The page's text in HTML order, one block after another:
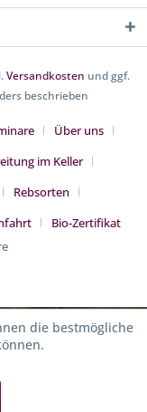
Versandkosten und ggf.
beschrieben
Über uns
im Keller
Rebsorten
Bio-Zertifikat
die bestmögliche